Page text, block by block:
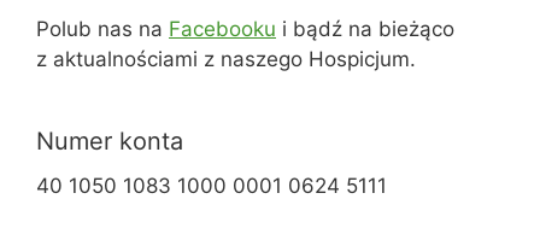
Polub nas na Facebooku i bądź na bieżąco
z aktualnościami z naszego Hospicjum.
Numer konta
40 1050 1083 1000 0001 0624 5111